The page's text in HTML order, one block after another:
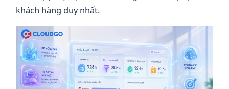
khách hàng duy nhất.